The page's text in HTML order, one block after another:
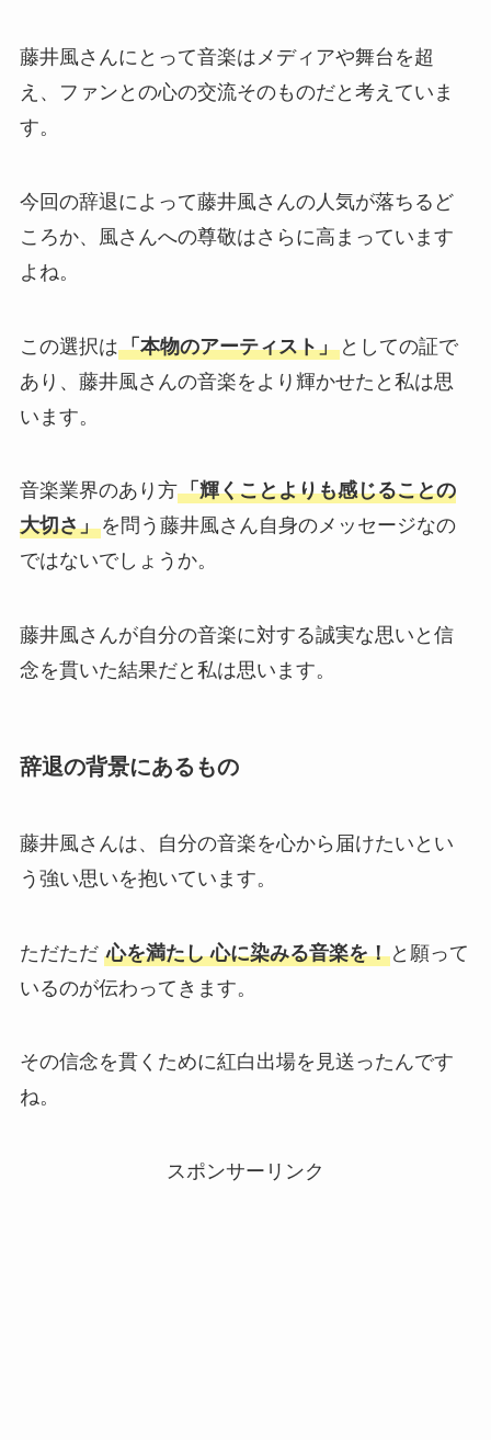
藤井風さんにとって音楽はメディアや舞台を超
え、ファンとの心の交流そのものだと考えていま
す。
今回の辞退によって藤井風さんの人気が落ちるど
ころか、風さんへの尊敬はさらに高まっています
よね。
この選択は「本物のアーティスト」としての証で
あり、藤井風さんの音楽をより輝かせたと私は思
います。
音楽業界のあり方「輝くことよりも感じることの
大切さ」を問う藤井風さん自身のメッセージなの
ではないでしょうか。
藤井風さんが自分の音楽に対する誠実な思いと信
念を貫いた結果だと私は思います。
辞退の背景にあるもの
藤井風さんは、自分の音楽を心から届けたいとい
う強い思いを抱いています。
ただただ 心を満たし 心に染みる音楽を！と願って
いるのが伝わってきます。
その信念を貫くために紅白出場を見送ったんです
ね。
スポンサーリンク